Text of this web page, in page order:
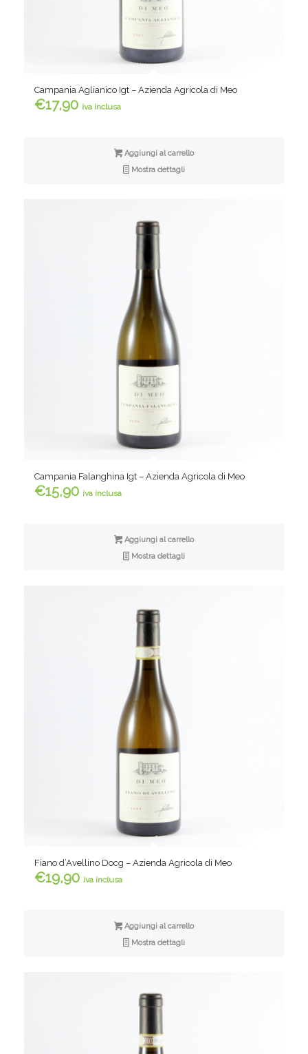
Campania Aglianico Igt – Azienda Agricola di Meo
€17,90 iva inclusa
Aggiungi al carrello
Mostra dettagli
Campania Falanghina Igt – Azienda Agricola di Meo
€15,90 iva inclusa
Aggiungi al carrello
Mostra dettagli
Fiano d’Avellino Docg – Azienda Agricola di Meo
€19,90 iva inclusa
Aggiungi al carrello
Mostra dettagli